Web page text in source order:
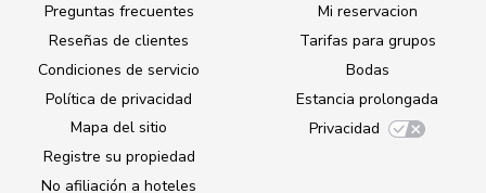
Preguntas frecuentes
Reseñas de clientes
Condiciones de servicio
Política de privacidad
Mapa del sitio
Registre su propiedad
No afiliación a hoteles
Mi reservacion
Tarifas para grupos
Bodas
Estancia prolongada
Privacidad